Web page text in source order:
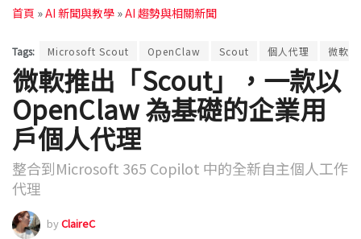
首頁 »AI 新聞與教學 »AI 趨勢與相關新聞
Tags: Microsoft Scout OpenClaw Scout 個人代理 微軟
微軟推出「Scout」，一款以
OpenClaw 為基礎的企業用
戶個人代理
整合到Microsoft 365 Copilot 中的全新自主個人工作
代理
byClaireC